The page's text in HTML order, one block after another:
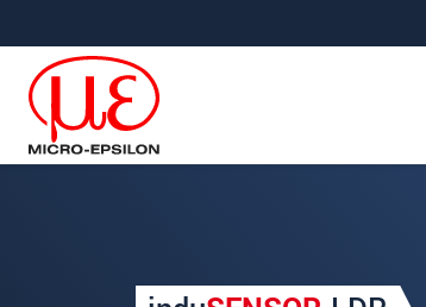
Your request for: